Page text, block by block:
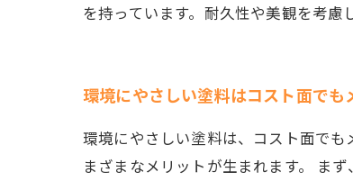
を持っています。耐久性や美観を考慮
環境にやさしい塗料はコスト面でも
環境にやさしい塗料は、コスト面で
まざまなメリットが生まれます。 ま